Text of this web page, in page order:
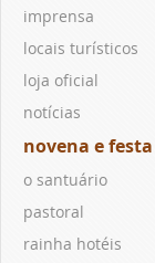
imprensa
locais turísticos
loja oficial
notícias
novena e festa
o santuário
pastoral
rainha hotéis